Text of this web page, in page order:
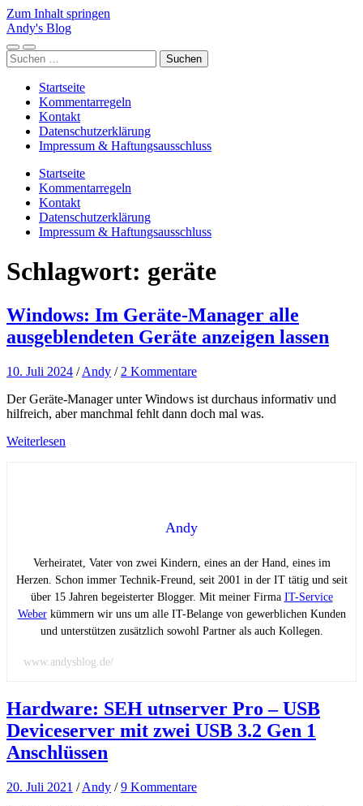
Zum Inhalt springen
Andy's Blog
Mobile-
Menü
Suchfeld
ein-/ausblenden
Suchen
nach:
Startseite
Kommentarregeln
Kontakt
Datenschutzerklärung
Impressum & Haftungsausschluss
Startseite
Kommentarregeln
Kontakt
Datenschutzerklärung
Impressum & Haftungsausschluss
Schlagwort: geräte
Windows: Im Geräte-Manager alle
ausgeblendeten Geräte anzeigen lassen
10. Juli 2024 /Andy / 2 Kommentare
Der Geräte-Manager unter Windows ist durchaus informativ und
hilfreich, aber manchmal fehlt dann doch mal was.
Weiterlesen
Andy
Verheiratet, Vater von zwei Kindern, eines an der Hand, eines im
Herzen. Schon immer Technik-Freund, seit 2001 in der IT tätig und seit
über 15 Jahren begeisterter Blogger. Mit meiner Firma IT-Service
Weberkümmern wir uns um alle IT-Belange von gewerblichen Kunden
und unterstützen zusätzlich sowohl Partner als auch Kollegen.
www.andysblog.de/
Hardware: SEH utnserver Pro – USB
Deviceserver mit zwei USB 3.2 Gen 1
Anschlüssen
20. Juli 2021 /Andy /9 Kommentare